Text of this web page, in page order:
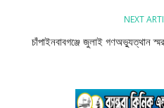
NEXT
চাঁপাইনবাবগঞ্জে জুলাই গণঅভ্যুত্থান